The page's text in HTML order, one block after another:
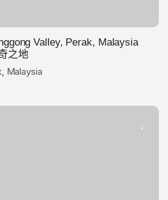
Valley, Perak, Malaysia
之地
Malaysia